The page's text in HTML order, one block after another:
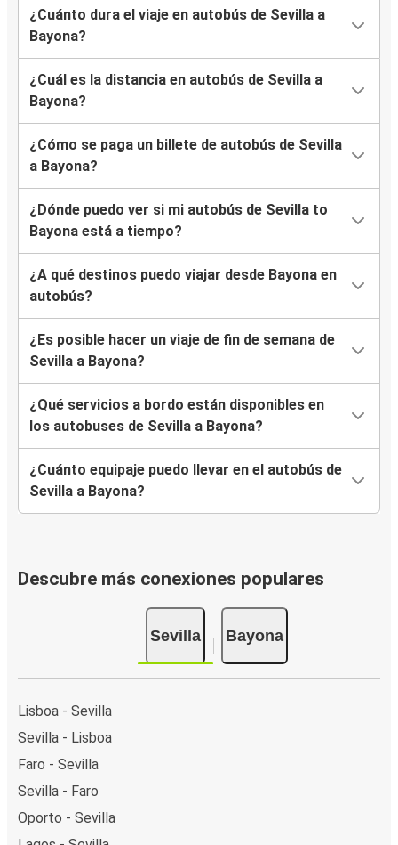
¿Cuánto dura el viaje en autobús de Sevilla a
Bayona?
¿Cuál es la distancia en autobús de Sevilla a
Bayona?
¿Cómo se paga un billete de autobús de Sevilla
a Bayona?
¿Dónde puedo ver si mi autobús de Sevilla to
Bayona está a tiempo?
¿A qué destinos puedo viajar desde Bayona en
autobús?
¿Es posible hacer un viaje de fin de semana de
Sevilla a Bayona?
¿Qué servicios a bordo están disponibles en
los autobuses de Sevilla a Bayona?
¿Cuánto equipaje puedo llevar en el autobús de
Sevilla a Bayona?
Descubre más conexiones populares
Sevilla Bayona
Lisboa - Sevilla
Sevilla - Lisboa
Faro - Sevilla
Sevilla - Faro
Oporto - Sevilla